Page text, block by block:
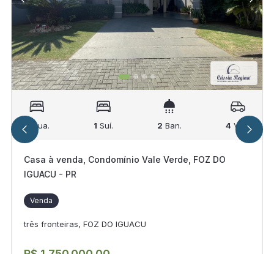
2 Qua. 1 Suí. 2 Ban. 4 Vag.
Casa à venda, Condomínio Vale Verde, FOZ DO
IGUACU - PR
Venda
três fronteiras, FOZ DO IGUACU